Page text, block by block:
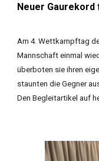
Neuer
Am 4. Wettkampftag
Mannschaft einmal
überboten sie ihren
staunten die Gegner
Den Begleitartikel auf